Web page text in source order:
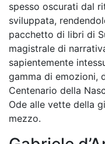
spesso oscurati dal
sviluppata,
pacchetto di libri di
magistrale di
sapientemente
gamma di emozioni,
Centenario della
Ode alle vette della
mezzo.